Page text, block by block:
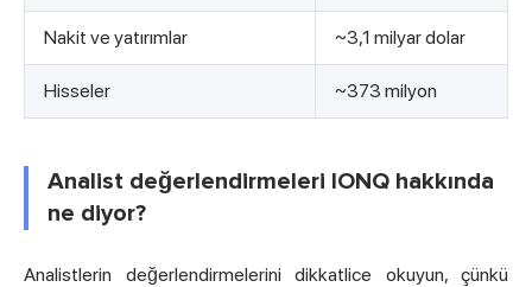
Nakit ve yatırımlar ~3,1 milyar dolar
Hisseler ~373 milyon
Analist değerlendirmeleri IONQ hakkında
ne diyor?
Analistlerin değerlendirmelerini dikkatlice okuyun, çünkü